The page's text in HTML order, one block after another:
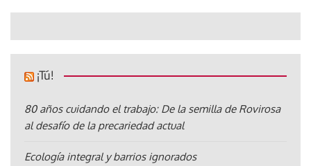
¡Tú!
80 años cuidando el trabajo: De la semilla de Rovirosa
al desafío de la precariedad actual
Ecología integral y barrios ignorados